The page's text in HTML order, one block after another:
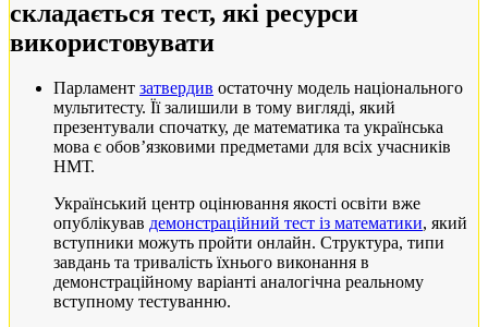
складається тест, які ресурси
використовувати
Парламент затвердив остаточну модель національного
мультитесту. Її залишили в тому вигляді, який
презентували спочатку, де математика та українська
мова є обовʼязковими предметами для всіх учасників
НМТ.
Український центр оцінювання якості освіти вже
опублікував демонстраційний тест із математики, який
вступники можуть пройти онлайн. Структура, типи
завдань та тривалість їхнього виконання в
демонстраційному варіанті аналогічна реальному
вступному тестуванню.